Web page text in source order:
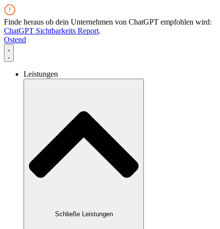
Zum
Inhalt
wechseln
Finde heraus ob dein Unternehmen von ChatGPT empfohlen wird:
ChatGPT Sichtbarkeits Report.
Ostend
Leistungen
Schließe Leistungen